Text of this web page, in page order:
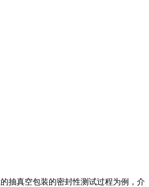
抽真空包装的密封性测试过程为例，介